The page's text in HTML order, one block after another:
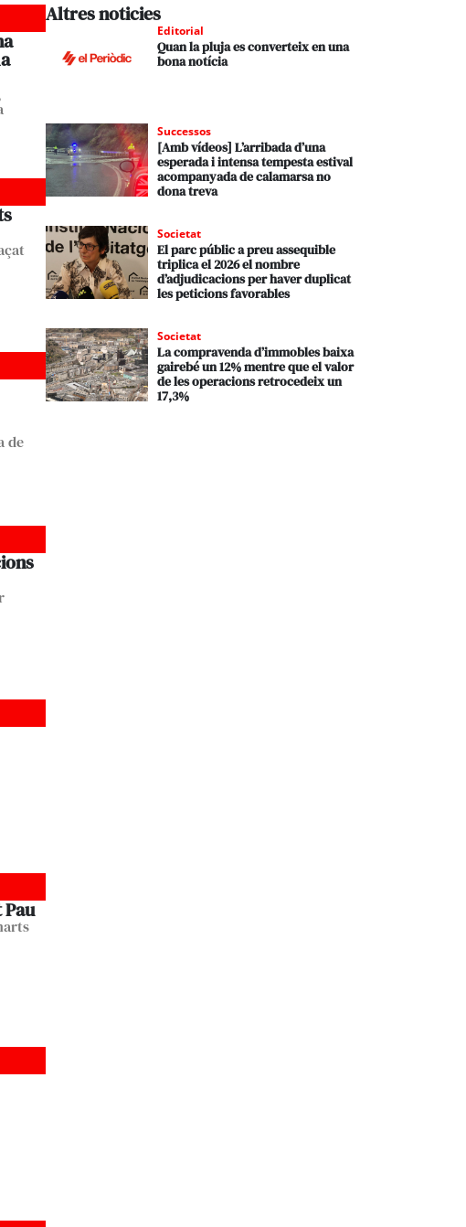
de
Altres noticies
Editorial
Quan la pluja es converteix en una
bona notícia
Successos
[Amb vídeos] L’arribada d’una
esperada i intensa tempesta estival
acompanyada de calamarsa no
dona treva
Societat
El parc públic a preu assequible
triplica el 2026 el nombre
d’adjudicacions per haver duplicat
les peticions favorables
Societat
La compravenda d’immobles baixa
gairebé un 12% mentre que el valor
de les operacions retrocedeix un
17,3%